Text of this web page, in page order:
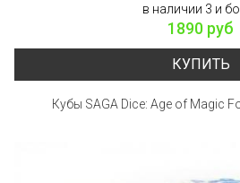
в наличии 3 и
1890 руб
КУПИТЬ
Кубы SAGA Dice: Age of Magic